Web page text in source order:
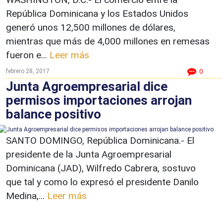
República Dominicana y los Estados Unidos
generó unos 12,500 millones de dólares,
mientras que más de 4,000 millones en remesas
fueron e... Leer más
febrero 28, 2017 0
Junta Agroempresarial dice
permisos importaciones arrojan
balance positivo
SANTO DOMINGO, República Dominicana.- El
presidente de la Junta Agroempresarial
Dominicana (JAD), Wilfredo Cabrera, sostuvo
que tal y como lo expresó el presidente Danilo
Medina,... Leer más